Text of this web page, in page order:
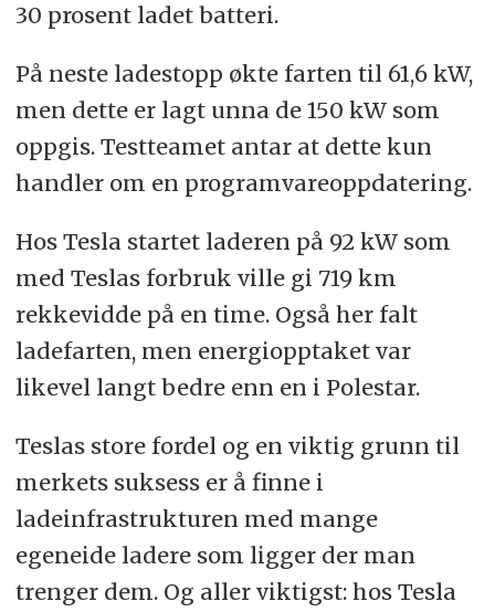
30 prosent ladet batteri.
På neste ladestopp økte farten til 61,6 kW,
men dette er lagt unna de 150 kW som
oppgis. Testteamet antar at dette kun
handler om en programvareoppdatering.
Hos Tesla startet laderen på 92 kW som
med Teslas forbruk ville gi 719 km
rekkevidde på en time. Også her falt
ladefarten, men energiopptaket var
likevel langt bedre enn en i Polestar.
Teslas store fordel og en viktig grunn til
merkets suksess er å finne i
ladeinfrastrukturen med mange
egeneide ladere som ligger der man
trenger dem. Og aller viktigst: hos Tesla